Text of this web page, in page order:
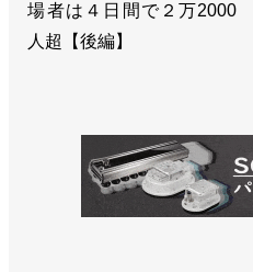
場者は４日間で２万2000
人超【後編】